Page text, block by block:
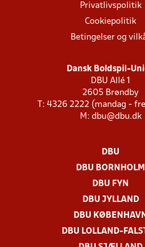
Privatlivspolitik
Cookiepolitik
Betingelser og
Dansk Boldspil-
DBU Allé 1
2605 Brøndby
T: 4326 2222 (mandag -
M: dbu@dbu.dk
DBU
DBU BORNHOLM
DBU FYN
DBU JYLLAND
DBU KØBENHAVN
DBU LOLLAND-